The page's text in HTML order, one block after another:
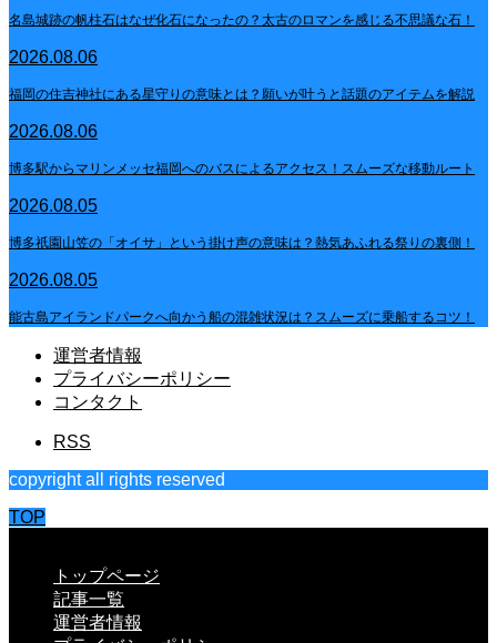
名島城跡の帆柱石はなぜ化石になったの？太古のロマンを感じる不思議な石！
2026.08.06
福岡の住吉神社にある星守りの意味とは？願いが叶うと話題のアイテムを解説
2026.08.06
博多駅からマリンメッセ福岡へのバスによるアクセス！スムーズな移動ルート
2026.08.05
博多祇園山笠の「オイサ」という掛け声の意味は？熱気あふれる祭りの裏側！
2026.08.05
能古島アイランドパークへ向かう船の混雑状況は？スムーズに乗船するコツ！
運営者情報
プライバシーポリシー
コンタクト
RSS
copyright all rights reserved
TOP
トップページ
記事一覧
運営者情報